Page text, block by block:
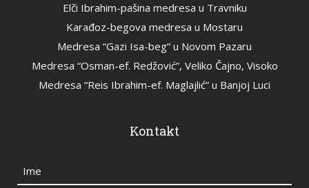
Elči Ibrahim-pašina medresa u Travniku
Karađoz-begova medresa u Mostaru
Medresa “Gazi Isa-beg” u Novom Pazaru
Medresa “Osman-ef. Redžović”, Veliko Čajno, Visoko
Medresa “Reis Ibrahim-ef. Maglajlić” u Banjoj Luci
Kontakt
Ime